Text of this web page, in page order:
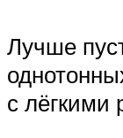
Лучше
с лёгкими